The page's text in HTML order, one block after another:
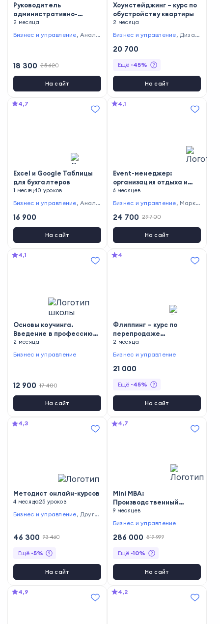
Руководитель
административно-
хозяйственного отдела
2 месяца
Бизнес и управление,Анали
18 300 25 620
На сайт
Хоумстейджинг – курс по
обустройству квартиры
2 месяца
Бизнес и управление, Дизай
20 700
Ещё -45%
На сайт
4,7
Excel и Google Таблицы
для бухгалтеров
1 месяц40 уроков
Бизнес и управление,Анали
16 900
На сайт
4,1
Event-менеджер:
организация отдыха и
развлечений
6 месяцев
Бизнес и управление, Марке
24 700 29 700
На сайт
4,1
Основы коучинга.
Введение в профессию
«Коуч»
2 месяца
Бизнес и управление
12 900 17 400
На сайт
4
Флиппинг – курс по
перепродаже
недвижимости после
ремонта
2 месяца
Бизнес и управление
21 000
Ещё -45%
На сайт
4,3
Методист онлайн-курсов
4 месяца25 уроков
Бизнес и управление, Други
46 300 93 460
Ещё -5%
На сайт
4,7
Mini МВА:
Производственный
менеджмент
9 месяцев
Бизнес и управление
286 000 519 999
Ещё -10%
На сайт
4,9 4,2